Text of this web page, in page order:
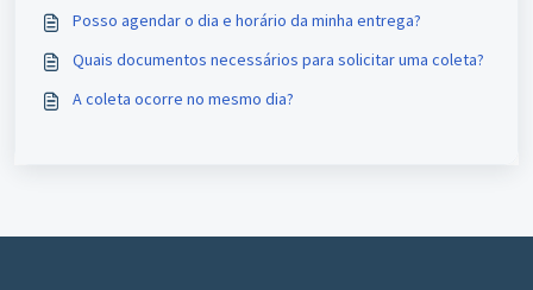
Posso agendar o dia e horário da minha entrega?
Quais documentos necessários para solicitar uma coleta?
A coleta ocorre no mesmo dia?